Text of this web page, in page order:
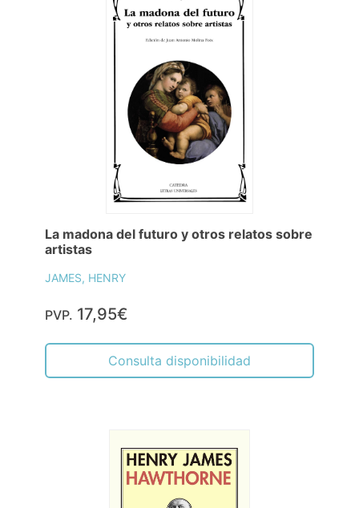
La madona del futuro y otros relatos sobre
artistas
JAMES, HENRY
PVP. 17,95€
Consulta disponibilidad